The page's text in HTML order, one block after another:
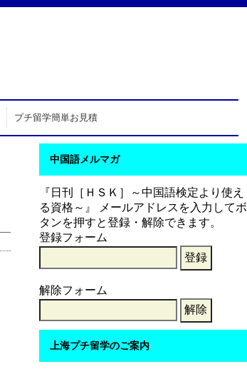
プチ留学簡単お見積
中国語メルマガ
『日刊［ＨＳＫ］～中国語検定より使え
る資格～』 メールアドレスを入力してボ
タンを押すと登録・解除できます。
登録フォーム
解除フォーム
上海プチ留学のご案内